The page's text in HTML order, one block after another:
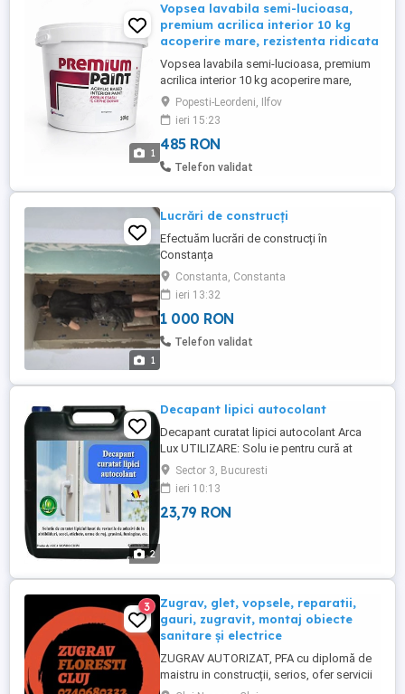
1
Vopsea lavabila semi-lucioasa,
premium acrilica interior 10 kg
acoperire mare, rezistenta ridicata
Vopsea lavabila semi-lucioasa, premium
acrilica interior 10 kg acoperire mare,
rezistenta ridicata, finisaj matasos pentru
pereti si tavane Vopsea lavabila semi-
lucioasa premium pe baza de acril,
special conceputa pentru pereti interiori si
tavane, oferind un finisaj elegant, matasos
Popesti-Leordeni, Ilfov
ieri 15:23
485 RON
Telefon validat
1
Lucrări de construcți
Efectuăm lucrări de construcți în
Constanța
Constanta, Constanta
ieri 13:32
1 000 RON
Telefon validat
2
Decapant lipici autocolant
Decapant curatat lipici autocolant Arca
Lux UTILIZARE: Solu ie pentru cură at
lipiciul lasat de resturile de adeziv de la ab
ibilduri, scoci, etichete, urmele de ruj,
grăsimi, funingine, etc.. PROPRIETATI:
Lichid limpede, incolor, cu continut de
Sector 3, Bucuresti
ieri 10:13
23,79 RON
3
Zugrav, glet, vopsele, reparatii,
gauri, zugravit, montaj obiecte
sanitare și electrice
ZUGRAV AUTORIZAT, PFA cu diplomă de
maistru in construcții, serios, ofer servicii
de zugrăvit la asociatii de proprietari (de